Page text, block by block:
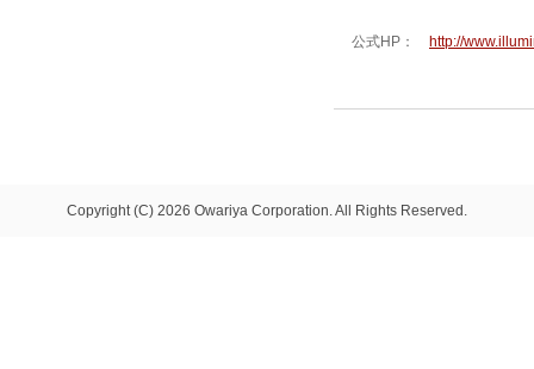
公式HP： http://
Copyright (C) 2026 Owariya Corporation. All Rights Reserved.